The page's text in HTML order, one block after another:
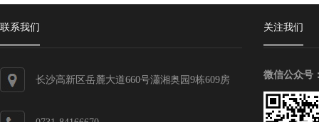
联系我们
长沙高新区岳麓大道660号瀟湘奥园9栋609房
关注我们
微信公众号